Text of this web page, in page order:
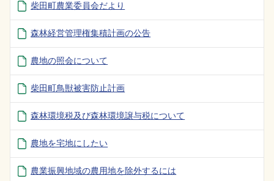
柴田町農業委員会だより
森林経営管理権集積計画の公告
農地の照会について
柴田町鳥獣被害防止計画
森林環境税及び森林環境譲与税について
農地を宅地にしたい
農業振興地域の農用地を除外するには